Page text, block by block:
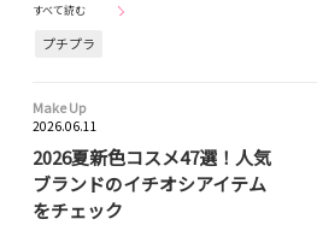
すべて読む
プチプラ
Make Up
2026.06.11
2026夏新色コスメ47選！人気
ブランドのイチオシアイテム
をチェック